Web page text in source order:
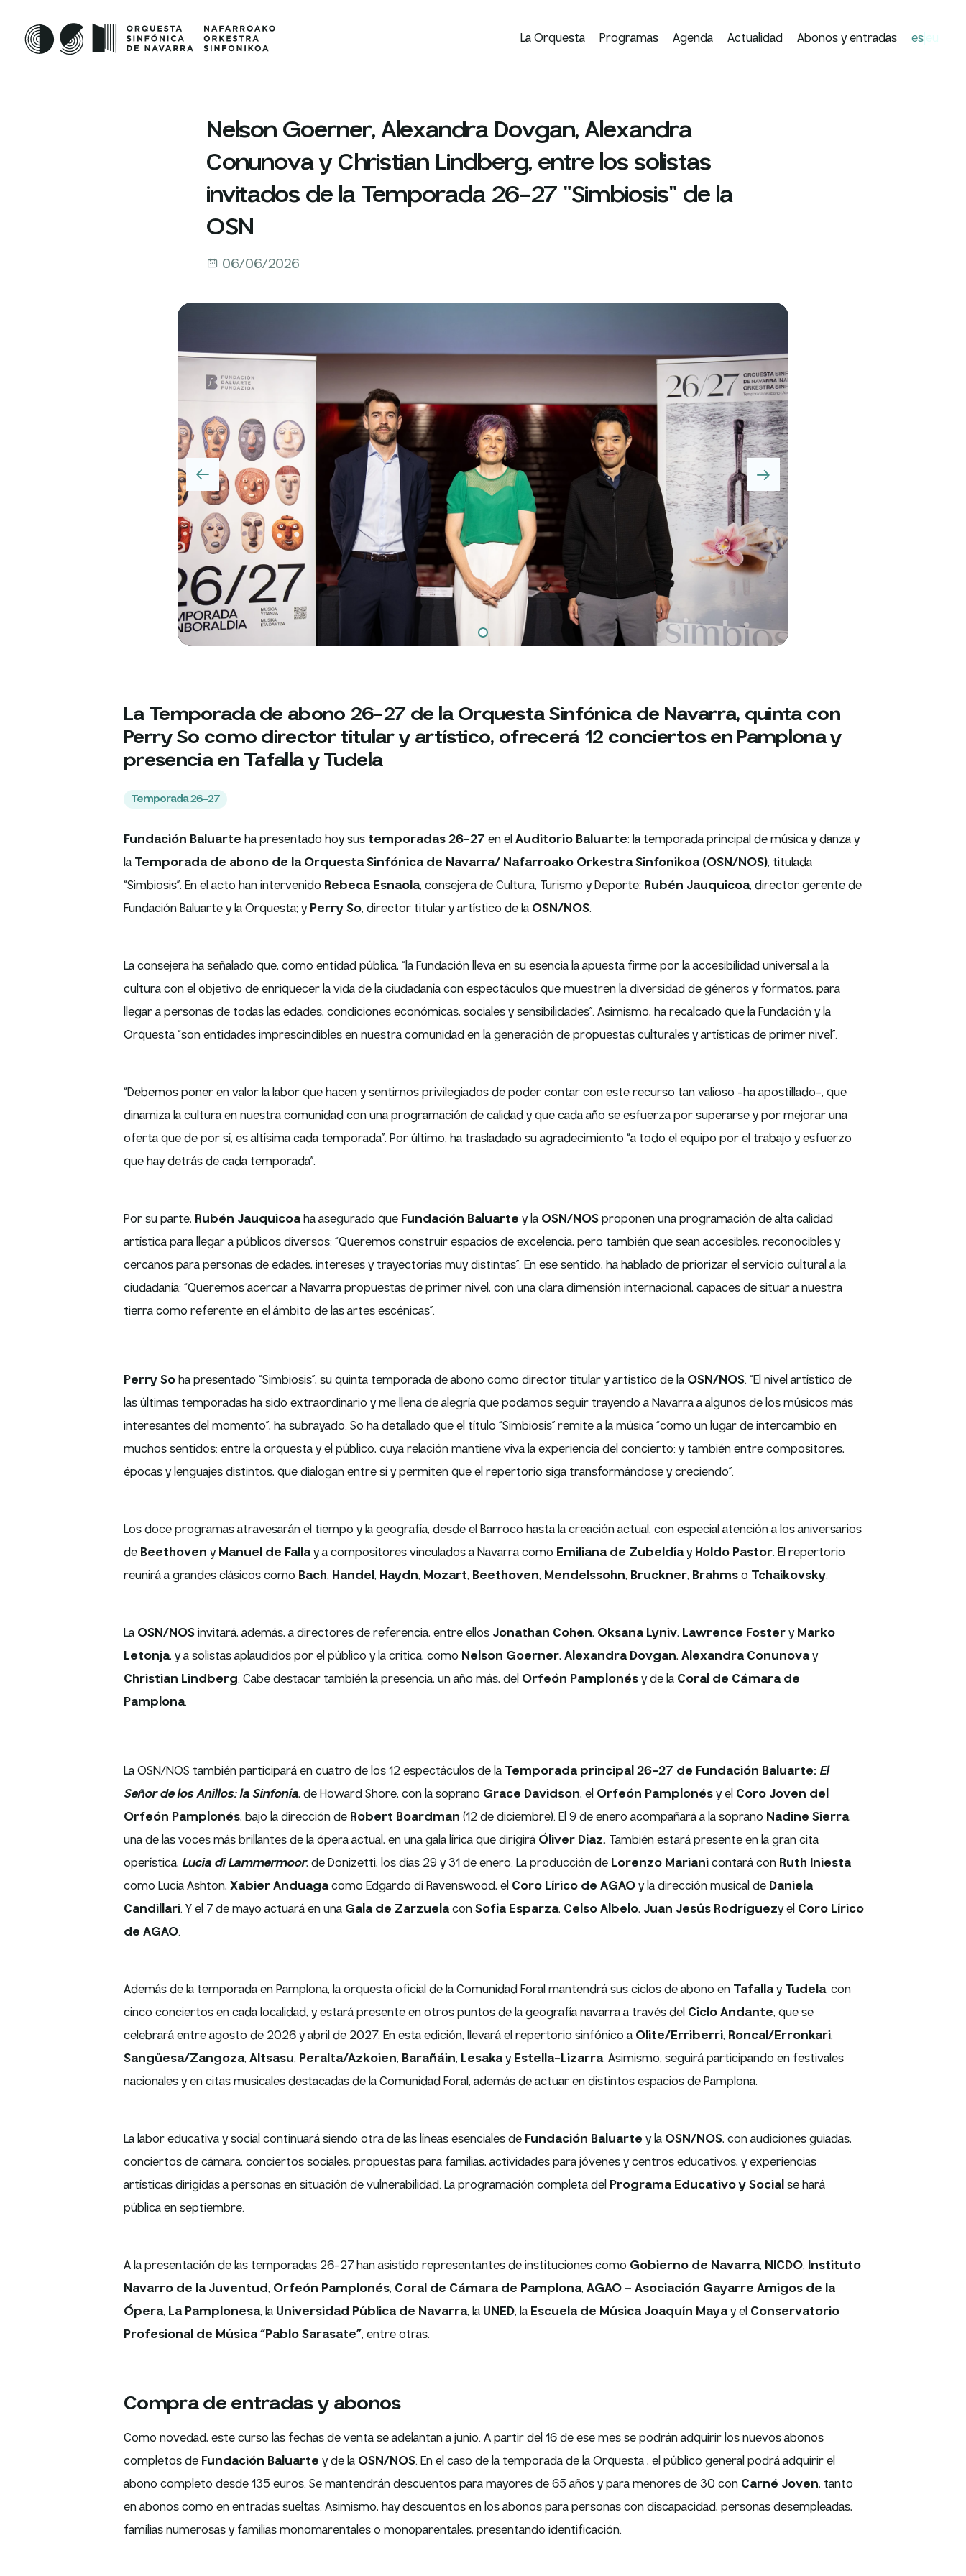
La Orquesta Programas Agenda Actualidad Abonos y entradas eseu
Nelson Goerner, Alexandra Dovgan, Alexandra
Conunova y Christian Lindberg, entre los solistas
invitados de la Temporada 26-27 "Simbiosis" de la
OSN
06/06/2026
La Temporada de abono 26-27 de la Orquesta Sinfónica de Navarra, quinta con
Perry So como director titular y artístico, ofrecerá 12 conciertos en Pamplona y
presencia en Tafalla y Tudela
Temporada 26-27
Fundación Baluarte ha presentado hoy sus temporadas 26-27 en elAuditorio Baluarte: la temporada principal de música y danza y
la Temporada de abono de la Orquesta Sinfónica de Navarra/ Nafarroako Orkestra Sinfonikoa (OSN/NOS), titulada
“Simbiosis”. En el acto han intervenido Rebeca Esnaola, consejera de Cultura, Turismo y Deporte; Rubén Jauquicoa, director gerente de
Fundación Baluarte y la Orquesta; yPerry So, director titular y artístico de la OSN/NOS.
La consejera ha señalado que, como entidad pública, “la Fundación lleva en su esencia la apuesta firme por la accesibilidad universal a la
cultura con el objetivo de enriquecer la vida de la ciudadanía con espectáculos que muestren la diversidad de géneros y formatos, para
llegar a personas de todas las edades, condiciones económicas, sociales y sensibilidades”. Asimismo, ha recalcado que la Fundación y la
Orquesta “son entidades imprescindibles en nuestra comunidad en la generación de propuestas culturales y artísticas de primer nivel”.
“Debemos poner en valor la labor que hacen y sentirnos privilegiados de poder contar con este recurso tan valioso -ha apostillado-, que
dinamiza la cultura en nuestra comunidad con una programación de calidad y que cada año se esfuerza por superarse y por mejorar una
oferta que de por sí, es altísima cada temporada”. Por último, ha trasladado su agradecimiento “a todo el equipo por el trabajo y esfuerzo
que hay detrás de cada temporada”.
Por su parte, Rubén Jauquicoaha asegurado que Fundación Baluarte y la OSN/NOSproponen una programación de alta calidad
artística para llegar a públicos diversos: “Queremos construir espacios de excelencia, pero también que sean accesibles, reconocibles y
cercanos para personas de edades, intereses y trayectorias muy distintas”. En ese sentido, ha hablado de priorizar el servicio cultural a la
ciudadanía: “Queremos acercar a Navarra propuestas de primer nivel, con una clara dimensión internacional, capaces de situar a nuestra
tierra como referente en el ámbito de las artes escénicas”.
Perry Soha presentado “Simbiosis”, su quinta temporada de abono como director titular y artístico de la OSN/NOS. “El nivel artístico de
las últimas temporadas ha sido extraordinario y me llena de alegría que podamos seguir trayendo a Navarra a algunos de los músicos más
interesantes del momento”, ha subrayado. So ha detallado que el título “Simbiosis” remite a la música “como un lugar de intercambio en
muchos sentidos: entre la orquesta y el público, cuya relación mantiene viva la experiencia del concierto; y también entre compositores,
épocas y lenguajes distintos, que dialogan entre sí y permiten que el repertorio siga transformándose y creciendo”.
Los doce programas atravesarán el tiempo y la geografía, desde el Barroco hasta la creación actual, con especial atención a los aniversarios
de Beethoven yManuel de Fallay a compositores vinculados a Navarra como Emiliana de ZubeldíayKoldo Pastor. El repertorio
reunirá a grandes clásicos como Bach, Handel, Haydn, Mozart, Beethoven, Mendelssohn, Bruckner, Brahmso Tchaikovsky.
La OSN/NOSinvitará, además, a directores de referencia, entre ellos Jonathan Cohen, Oksana Lyniv, Lawrence FosteryMarko
Letonja, y a solistas aplaudidos por el público y la crítica, como Nelson Goerner, Alexandra Dovgan, Alexandra Conunovay
Christian Lindberg. Cabe destacar también la presencia, un año más, del Orfeón Pamplonésy de la Coral de Cámara de
Pamplona.
La OSN/NOS también participará en cuatro de los 12 espectáculos de la Temporada principal 26-27 de Fundación Baluarte: El
Señor de los Anillos: la Sinfonía, de Howard Shore, con la soprano Grace Davidson, el Orfeón Pamplonésy el Coro Joven del
Orfeón Pamplonés, bajo la dirección de Robert Boardman (12 de diciembre). El 9 de enero acompañará a la soprano Nadine Sierra,
una de las voces más brillantes de la ópera actual, en una gala lírica que dirigirá Óliver Díaz. También estará presente en la gran cita
operística, Lucia di Lammermoor, de Donizetti, los días 29 y 31 de enero. La producción de Lorenzo Marianicontará con Ruth Iniesta
como Lucia Ashton, Xabier Anduagacomo Edgardo di Ravenswood, el Coro Lírico de AGAOy la dirección musical de Daniela
Candillari. Y el 7 de mayo actuará en una Gala de ZarzuelaconSofía Esparza, Celso Albelo, Juan Jesús Rodríguezy el Coro Lírico
de AGAO.
Además de la temporada en Pamplona, la orquesta oficial de la Comunidad Foral mantendrá sus ciclos de abono en TafallayTudela, con
cinco conciertos en cada localidad, y estará presente en otros puntos de la geografía navarra a través del Ciclo Andante, que se
celebrará entre agosto de 2026 y abril de 2027. En esta edición, llevará el repertorio sinfónico a Olite/Erriberri, Roncal/Erronkari,
Sangüesa/Zangoza, Altsasu, Peralta/Azkoien, Barañáin, LesakayEstella-Lizarra. Asimismo, seguirá participando en festivales
nacionales y en citas musicales destacadas de la Comunidad Foral, además de actuar en distintos espacios de Pamplona.
La labor educativa y social continuará siendo otra de las líneas esenciales de Fundación Baluarte y la OSN/NOS, con audiciones guiadas,
conciertos de cámara, conciertos sociales, propuestas para familias, actividades para jóvenes y centros educativos, y experiencias
artísticas dirigidas a personas en situación de vulnerabilidad. La programación completa del Programa Educativo y Socialse hará
pública en septiembre.
A la presentación de las temporadas 26-27 han asistido representantes de instituciones como Gobierno de Navarra, NICDO, Instituto
Navarro de la Juventud, Orfeón Pamplonés, Coral de Cámara de Pamplona, AGAO – Asociación Gayarre Amigos de la
Ópera, La Pamplonesa, la Universidad Pública de Navarra, la UNED, la Escuela de Música Joaquín Mayay el Conservatorio
Profesional de Música “Pablo Sarasate”, entre otras.
Compra de entradas y abonos
Como novedad, este curso las fechas de venta se adelantan a junio. A partir del 16 de ese mes se podrán adquirir los nuevos abonos
completos de Fundación Baluarte y de la OSN/NOS. En el caso de la temporada de la Orquesta , el público general podrá adquirir el
abono completo desde 135 euros. Se mantendrán descuentos para mayores de 65 años y para menores de 30 con Carné Joven, tanto
en abonos como en entradas sueltas. Asimismo, hay descuentos en los abonos para personas con discapacidad, personas desempleadas,
familias numerosas y familias monomarentales o monoparentales, presentando identificación.